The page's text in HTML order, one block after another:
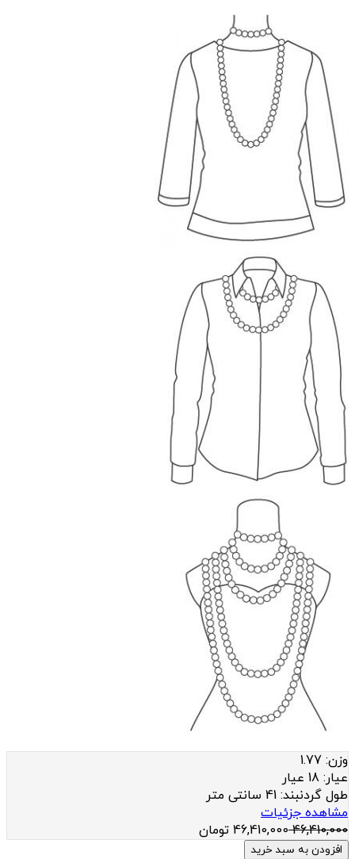
وزن: 1.77
عيار: 18 عیار
طول گردنبند: 41 سانتی متر
مشاهده جزئیات
46,410,000
46,410,000 تومان
افزودن به سبد خرید